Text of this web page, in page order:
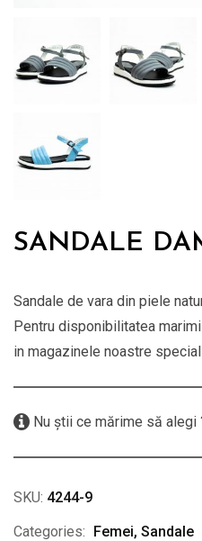
SANDALE
Sandale de vara din piele
Pentru disponibilitatea
in magazinele noastre
Nu știi ce mărime să alegi
SKU: 4244-9
Categories: Femei, Sandale